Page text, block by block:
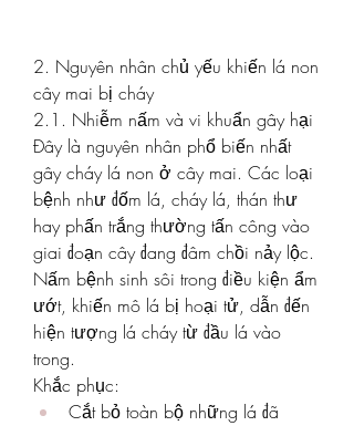
2. Nguyên nhân chủ yếu khiến lá non
cây mai bị cháy
2.1. Nhiễm nấm và vi khuẩn gây hại
Đây là nguyên nhân phổ biến nhất
gây cháy lá non ở cây mai. Các loại
bệnh như đốm lá, cháy lá, thán thư
hay phấn trắng thường tấn công vào
giai đoạn cây đang đâm chồi nảy lộc.
Nấm bệnh sinh sôi trong điều kiện ẩm
ướt, khiến mô lá bị hoại tử, dẫn đến
hiện tượng lá cháy từ đầu lá vào
trong.
Khắc phục:
Cắt bỏ toàn bộ những lá đã